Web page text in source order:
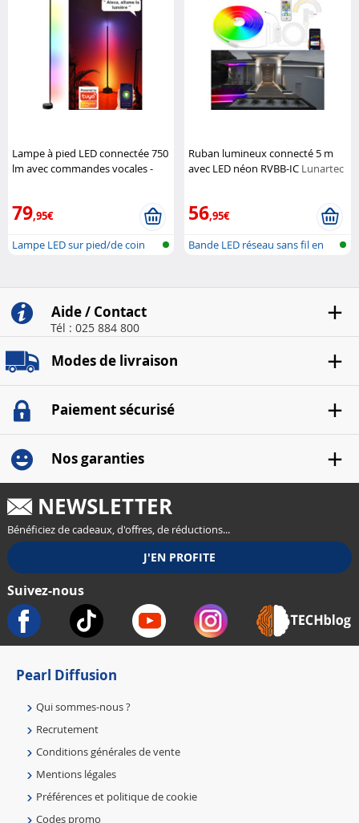
Lampe à pied LED connectée 750
lm avec commandes vocales -
79,95€
Lampe LED sur pied/de coin
Ruban lumineux connecté 5 m
avec LED néon RVBB-IC Lunartec
56,95€
Bande LED réseau sans fil en
Aide / Contact
Tél : 025 884 800
Modes de livraison
Paiement sécurisé
Nos garanties
NEWSLETTER
Bénéficiez de cadeaux, d'offres, de réductions...
Suivez-nous
Pearl Diffusion
Qui sommes-nous ?
Recrutement
Conditions générales de vente
Mentions légales
Préférences et politique de cookie
Codes promo